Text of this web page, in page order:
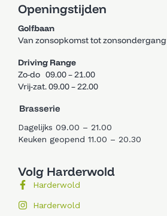
Openingstijden
Golfbaan
Van zonsopkomst tot zonsondergang
Driving Range
Zo-do 09.00 – 21.00
Vrij-zat. 09.00 – 22.00
Brasserie
Dagelijks 09.00 – 21.00
Keuken geopend 11.00 – 20.30
Volg Harderwold
Harderwold
Harderwold